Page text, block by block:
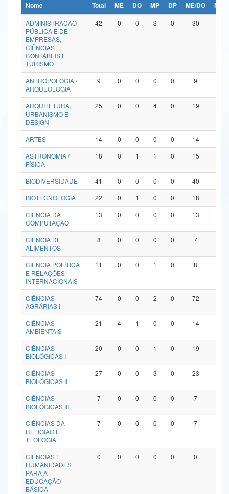
Ministério da Ciência, Tecnologia, Inovações e Comunicações
Ministério do Meio Ambiente
Ministério do Turismo
Ministério do Desenvolvimento Regional
Controladoria-Geral da União
Ministério da Mulher, da Família e dos Direitos Humanos
Secretaria de Governo
Advocacia-Geral da União
Banco Central do Brasil
Nome Total ME DO MP DP ME/DO
MP/
ADMINISTRAÇÃO
PÚBLICA E DE
EMPRESAS,
CIÊNCIAS
CONTÁBEIS E
TURISMO
42 0 0 3 0 30
ANTROPOLOGIA /
ARQUEOLOGIA
9 0 0 0 0 9
ARQUITETURA,
URBANISMO E
DESIGN
25 0 0 4 0 19
ARTES 14 0 0 0 0 14
ASTRONOMIA /
FÍSICA
18 0 1 1 0 15
BIODIVERSIDADE 41 0 0 0 0 40
BIOTECNOLOGIA
22 0 1 0 0 18
CIÊNCIA DA
COMPUTAÇÃO
13 0 0 0 0 13
CIÊNCIA DE
ALIMENTOS
8 0 0 0 0 7
CIÊNCIA POLÍTICA
E RELAÇÕES
INTERNACIONAIS
11 0 0 1 0 8
CIÊNCIAS
AGRÁRIAS I
74 0 0 2 0 72
CIÊNCIAS
AMBIENTAIS
21 4 1 0 0 14
CIÊNCIAS
BIOLÓGICAS I
20 0 0 1 0 19
CIÊNCIAS
BIOLÓGICAS II
27 0 0 3 0 23
CIÊNCIAS
BIOLÓGICAS III
7 0 0 0 0 7
CIÊNCIAS DA
RELIGIÃO E
TEOLOGIA
7 0 0 0 0 7
CIÊNCIAS E
HUMANIDADES
PARA A
EDUCAÇÃO
BÁSICA
0 0 0 0 0 0